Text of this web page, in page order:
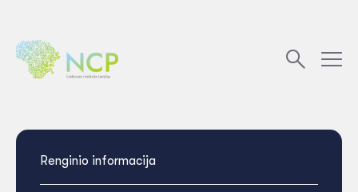
Renginio informacija